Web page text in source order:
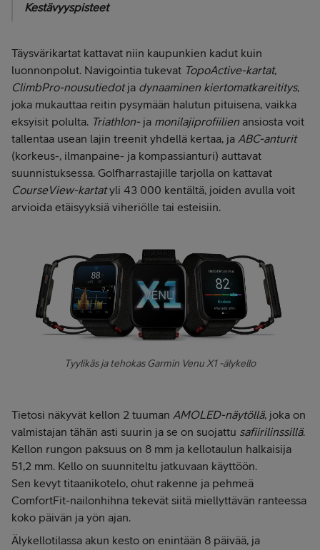
Kestävyyspisteet
Täysvärikartat kattavat niin kaupunkien kadut kuin
luonnonpolut. Navigointia tukevat TopoActive-kartat,
ClimbPro-nousutiedotja dynaaminen kiertomatkareititys,
joka mukauttaa reitin pysymään halutun pituisena, vaikka
eksyisit polulta. Triathlon- ja monilajiprofiilienansiosta voit
tallentaa usean lajin treenit yhdellä kertaa, ja ABC-anturit
(korkeus-, ilmanpaine- ja kompassianturi) auttavat
suunnistuksessa. Golfharrastajille tarjolla on kattavat
CourseView-kartatyli 43 000 kentältä, joiden avulla voit
arvioida etäisyyksiä viheriölle tai esteisiin.
Tyylikäs ja tehokas Garmin Venu X1 -älykello
Tietosi näkyvät kellon 2 tuuman AMOLED-näytöllä, joka on
valmistajan tähän asti suurin ja se on suojattu safiirilinssillä.
Kellon rungon paksuus on 8 mm ja kellotaulun halkaisija
51,2 mm. Kello on suunniteltu jatkuvaan käyttöön.
Sen kevyt titaanikotelo, ohut rakenne ja pehmeä
ComfortFit-nailonhihna tekevät siitä miellyttävän ranteessa
koko päivän ja yön ajan.
Älykellotilassa akun kesto on enintään 8 päivää, ja